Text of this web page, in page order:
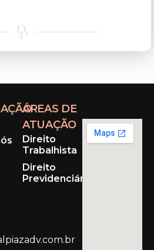
ÁREAS DE
ATUAÇÃO
Direito
Trabalhista
Direito
Previdenciário